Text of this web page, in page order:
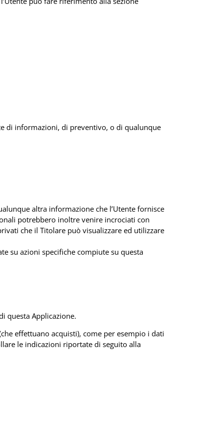
di informazioni, di preventivo, o di qualunque
altra informazione che l’Utente fornisce
potrebbero inoltre venire incrociati con
che il Titolare può visualizzare ed utilizzare
su azioni specifiche compiute su questa
questa Applicazione.
effettuano acquisti), come per esempio i dati
le indicazioni riportate di seguito alla